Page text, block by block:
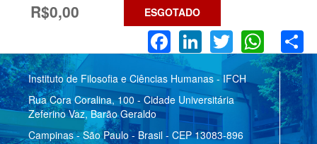
R$0,00 ESGOTADO
Facebook
LinkedIn
Twitter
Instituto de Filosofia e Ciências Humanas - IFCH
Rua Cora Coralina, 100 - Cidade Universitária
Zeferino Vaz, Barão Geraldo
Campinas - São Paulo - Brasil - CEP 13083-896